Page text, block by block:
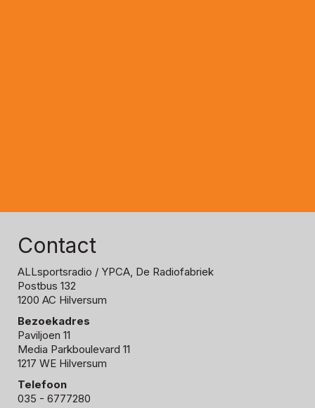
Contact
ALLsportsradio / YPCA, De Radiofabriek
Postbus 132
1200 AC Hilversum
Bezoekadres
Paviljoen 11
Media Parkboulevard 11
1217 WE Hilversum
Telefoon
035 - 6777280